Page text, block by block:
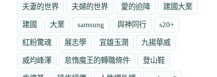
夫妻的世界 夫婦的世界 愛的迫降 建國大業
建國 大業 samsung 與神同行 s20+
紅粉驚魂 展志學 宜雄玉潤 九揚華威
威均峰澤 怠惰魔王的轉職條件 登山鞋